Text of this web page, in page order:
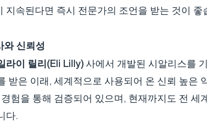
지속된다면 즉시 전문가의 조언을 받는 것이 좋
와 신뢰성
라이 릴리(Eli Lilly) 사에서 개발된 시알리스를
받은 이래, 세계적으로 사용되어 온 신뢰 높은
험을 통해 검증되어 있으며, 현재까지도 전 세
다.